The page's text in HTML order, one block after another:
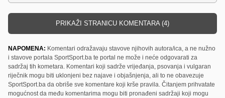
PRIKAŽI STRANICU KOMENTARA (4)
NAPOMENA: Komentari odražavaju stavove njihovih autora/ica, a ne nužno
i stavove portala SportSport.ba te portal ne može i neće odgovarati za
sadržaj tih kometara. Komentari koji sadrže vrijeđanja, psovanja i vulgaran
riječnik mogu biti uklonjeni bez najave i objašnjenja, ali to ne obavezuje
SportSport.ba da obriše sve komentare koji krše pravila. Čitanjem prihvatate
mogućnost da među komentarima mogu biti pronađeni sadržaji koji mogu